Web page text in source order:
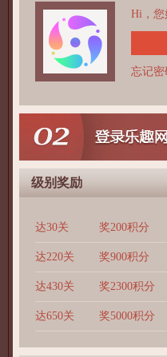
Hi，您
忘记密
级别奖励
达30关 奖200积分
达220关 奖900积分
达430关 奖2300积分
达650关 奖5000积分